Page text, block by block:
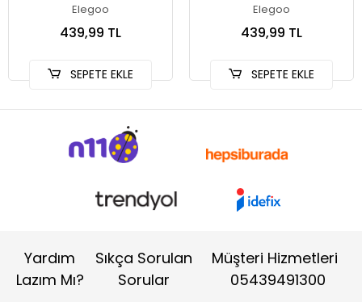
Sensörü
Elegoo
439,99 TL
SEPETE EKLE
Elegoo
439,99 TL
SEPETE EKLE
Yardım
Lazım Mı?
Sıkça Sorulan
Sorular
Müşteri Hizmetleri
05439491300